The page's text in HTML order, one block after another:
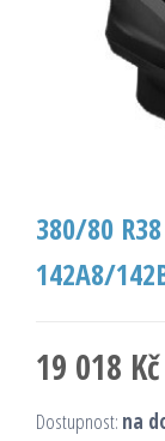
380/80
142A8/
19 018 Kč
Dostupnost: na